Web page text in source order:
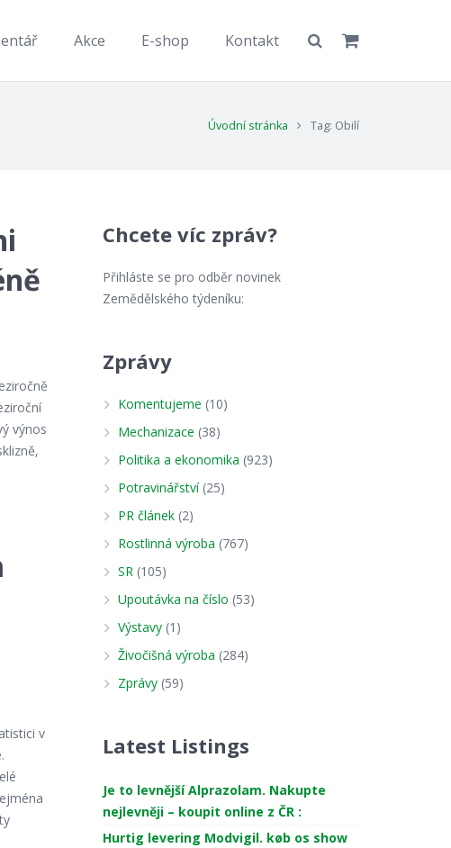
Akce E-shop Kontakt
Úvodní stránka Tag: Obilí
výnos
v
Chcete víc zpráv?
Přihláste se pro odběr novinek
Zemědělského týdeníku:
Zprávy
Komentujeme (10)
Mechanizace (38)
Politika a ekonomika (923)
Potravinářství(25)
PR článek(2)
Rostlinná výroba (767)
SR(105)
Upoutávka na číslo (53)
Výstavy(1)
Živočišná výroba (284)
Zprávy(59)
Latest Listings
Je to levnější Alprazolam. Nakupte
nejlevněji – koupit online z ČR :
Hurtig levering Modvigil. køb os show